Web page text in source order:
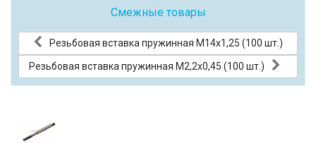
Смежные товары
Резьбовая вставка пружинная M14x1,25 (100 шт.)
Резьбовая вставка пружинная M2,2x0,45 (100 шт.)